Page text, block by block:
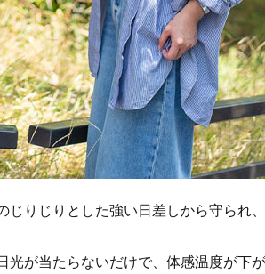
じりじりとした強い日差しから守られ
光が当たらないだけで、体感温度が下